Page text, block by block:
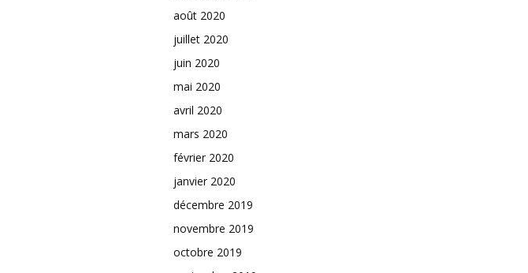
août 2020
juillet 2020
juin 2020
mai 2020
avril 2020
mars 2020
février 2020
janvier 2020
décembre 2019
novembre 2019
octobre 2019